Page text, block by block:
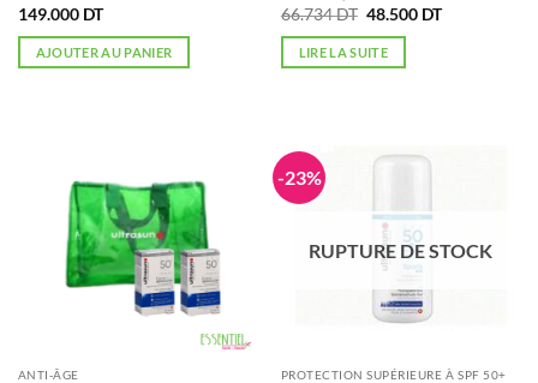
149.000 DT
AJOUTER AU PANIER
66.734DT Le
initial
était :
48.500 DTLe
LIRE LA SUITE
ANTI-ÂGE
-23%
RUPTURE DE STOCK
PROTECTION SUPÉRIEURE À SPF 50+